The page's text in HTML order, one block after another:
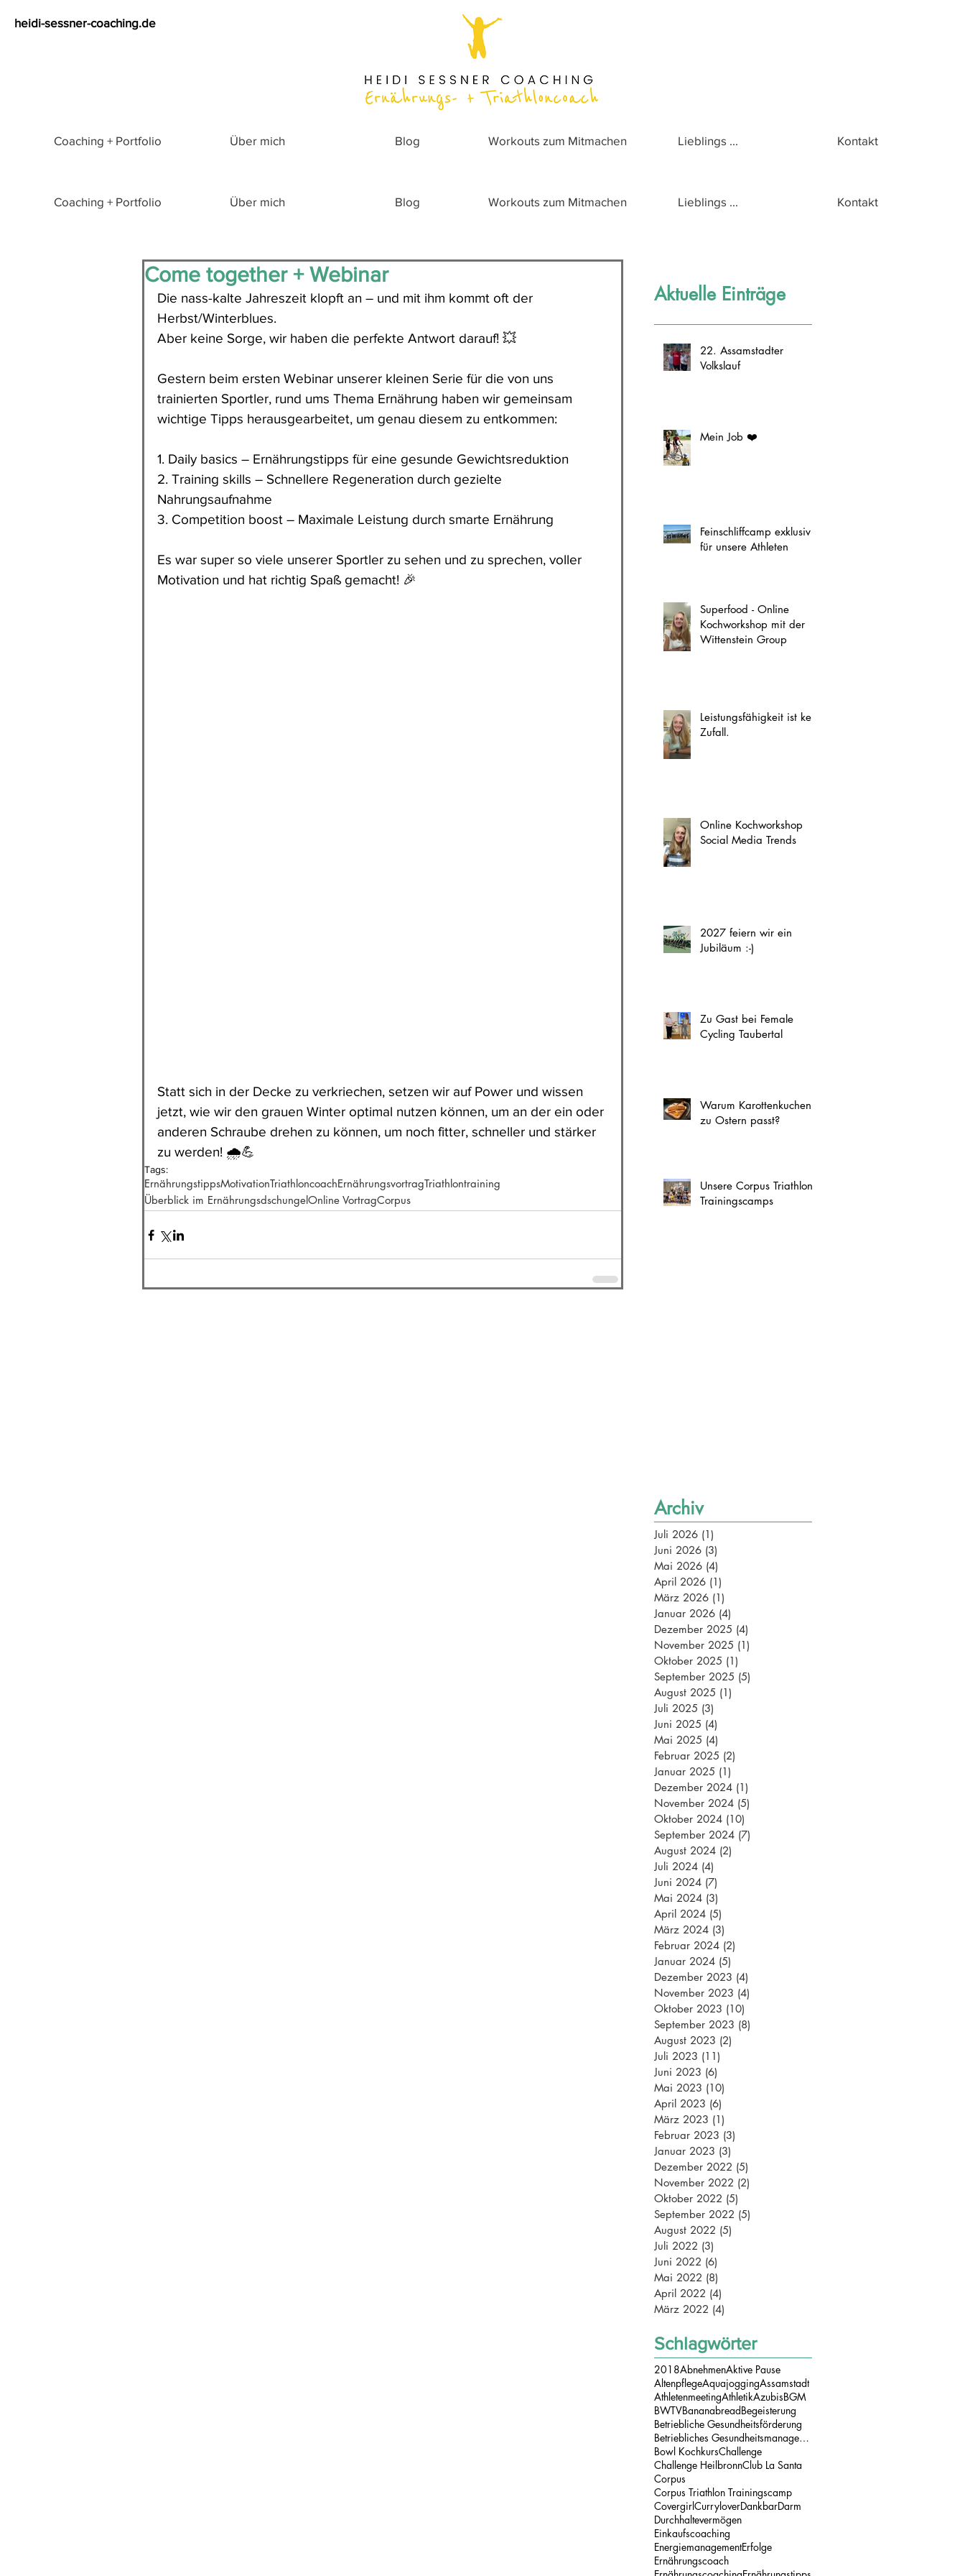
heidi-sessner-coaching.de
Coaching + Portfolio Über mich Blog Workouts zum Mitmachen Lieblings ... Kontakt
Coaching + Portfolio Über mich Blog Workouts zum Mitmachen Lieblings ... Kontakt
Come together + Webinar
Die nass-kalte Jahreszeit klopft an – und mit ihm kommt oft der
Herbst/Winterblues.
Aber keine Sorge, wir haben die perfekte Antwort darauf! 💥
Gestern beim ersten Webinar unserer kleinen Serie für die von uns
trainierten Sportler, rund ums Thema Ernährung haben wir gemeinsam
wichtige Tipps herausgearbeitet, um genau diesem zu entkommen:
1. Daily basics – Ernährungstipps für eine gesunde Gewichtsreduktion
2. Training skills – Schnellere Regeneration durch gezielte
Nahrungsaufnahme
3. Competition boost – Maximale Leistung durch smarte Ernährung
Es war super so viele unserer Sportler zu sehen und zu sprechen, voller
Motivation und hat richtig Spaß gemacht! 🎉
Statt sich in der Decke zu verkriechen, setzen wir auf Power und wissen
jetzt, wie wir den grauen Winter optimal nutzen können, um an der ein oder
anderen Schraube drehen zu können, um noch fitter, schneller und stärker
zu werden! 🌧️💪
Tags:
ErnährungstippsMotivationTriathloncoachErnährungsvortragTriathlontraining
Überblick im ErnährungsdschungelOnline VortragCorpus
Aktuelle Einträge
22. Assamstadter
Volkslauf
Mein Job ❤️
Feinschliffcamp exklusiv
für unsere Athleten
Superfood - Online
Kochworkshop mit der
Wittenstein Group
Leistungsfähigkeit ist kein
Zufall.
Online Kochworkshop
Social Media Trends
2027 feiern wir ein
Jubiläum :-)
Zu Gast bei Female
Cycling Taubertal
Warum Karottenkuchen
zu Ostern passt?
Unsere Corpus Triathlon
Trainingscamps
Archiv
Juli 2026 (1)
Juni 2026 (3)
Mai 2026 (4)
April 2026 (1)
März 2026 (1)
Januar 2026 (4)
Dezember 2025 (4)
November 2025 (1)
Oktober 2025 (1)
September 2025 (5)
August 2025 (1)
Juli 2025 (3)
Juni 2025 (4)
Mai 2025 (4)
Februar 2025 (2)
Januar 2025 (1)
Dezember 2024 (1)
November 2024 (5)
Oktober 2024 (10)
September 2024 (7)
August 2024 (2)
Juli 2024 (4)
Juni 2024 (7)
Mai 2024 (3)
April 2024 (5)
März 2024 (3)
Februar 2024 (2)
Januar 2024 (5)
Dezember 2023 (4)
November 2023 (4)
Oktober 2023 (10)
September 2023 (8)
August 2023 (2)
Juli 2023 (11)
Juni 2023 (6)
Mai 2023 (10)
April 2023 (6)
März 2023 (1)
Februar 2023 (3)
Januar 2023 (3)
Dezember 2022 (5)
November 2022 (2)
Oktober 2022 (5)
September 2022 (5)
August 2022 (5)
Juli 2022 (3)
Juni 2022 (6)
Mai 2022 (8)
April 2022 (4)
März 2022 (4)
Schlagwörter
2018AbnehmenAktive Pause
AltenpflegeAquajoggingAssamstadt
AthletenmeetingAthletikAzubisBGM
BWTVBananabreadBegeisterung
Betriebliche Gesundheitsförderung
Betriebliches Gesundheitsmanagement
Bowl KochkursChallenge
Challenge HeilbronnClub La Santa
Corpus
Corpus Triathlon Trainingscamp
CovergirlCurryloverDankbarDarm
Durchhaltevermögen
Einkaufscoaching
EnergiemanagementErfolge
Ernährungscoach